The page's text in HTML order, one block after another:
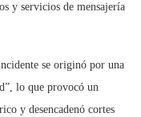
y servicios de mensajería
se originó por una
lo que provocó un
y desencadenó cortes